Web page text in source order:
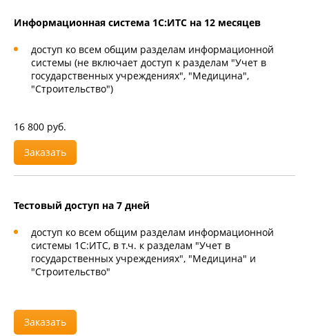
Информационная система 1С:ИТС на 12 месяцев
доступ ко всем общим разделам информационной
системы (не включает доступ к разделам "Учет в
государственных учреждениях", "Медицина",
"Строительство")
16 800 руб.
Заказать
Тестовый доступ на 7 дней
доступ ко всем общим разделам информационной
системы 1С:ИТС, в т.ч. к разделам "Учет в
государственных учреждениях", "Медицина" и
"Строительство"
Заказать